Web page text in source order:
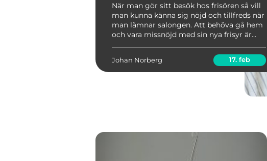
När man gör sitt besök hos frisören så vill
man kunna känna sig nöjd och tillfreds när
man lämnar salongen. Att behöva gå hem
och vara missnöjd med sin nya frisyr är
Johan Norberg 17. feb